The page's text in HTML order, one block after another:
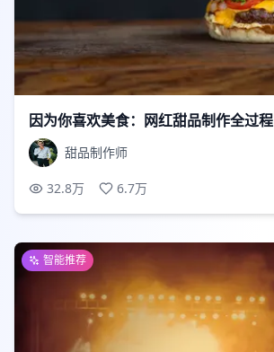
因为你喜欢美食：网红甜品制作全过程
甜品制作师
32.8万 6.7万
智能推荐